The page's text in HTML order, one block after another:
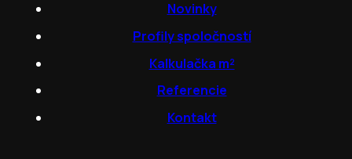
Novinky
Profily spoločností
Kalkulačka m²
Referencie
Kontakt